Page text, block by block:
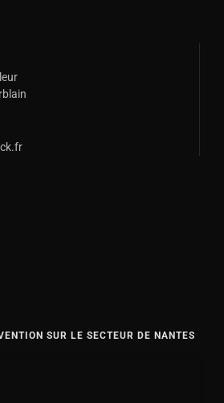
SUR LE SECTEUR DE NANTES